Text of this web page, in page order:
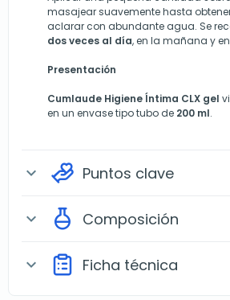
masajear suavemente hasta
aclarar con abundante agua. Se
dos veces al día, en la mañana y
Presentación
Cumlaude Higiene Íntima CLX gel
en un envase tipo tubo de 200 ml.
expand_more Puntos clave
expand_more Composición
expand_more Ficha técnica